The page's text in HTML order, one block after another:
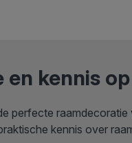
en kennis
perfecte
kennis over